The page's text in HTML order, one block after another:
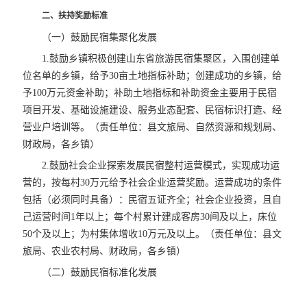
二、扶持奖励标准
（一）鼓励民宿集聚化发展
1.鼓励乡镇积极创建山东省旅游民宿集聚区，入围创建单
位名单的乡镇，给予30亩土地指标补助；创建成功的乡镇，给
予100万元资金补助；补助土地指标和补助资金主要用于民宿
项目开发、基础设施建设、服务业态配套、民宿标识打造、经
营业户培训等。（责任单位：县文旅局、自然资源和规划局、
财政局，各乡镇）
2.鼓励社会企业探索发展民宿整村运营模式，实现成功运
营的，按每村30万元给予社会企业运营奖励。运营成功的条件
包括（必须同时具备）：民宿五证齐全；社会企业投资，且自
己运营时间1年以上；每个村累计建成客房30间及以上，床位
50个及以上；为村集体增收10万元及以上。（责任单位：县文
旅局、农业农村局、财政局，各乡镇）
（二）鼓励民宿标准化发展